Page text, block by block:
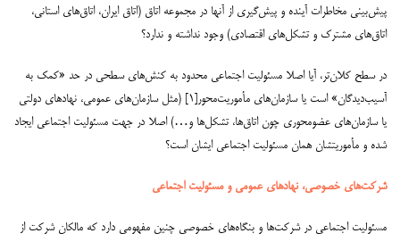
پیش‌بینی مخاطرات آینده و پیش‌گیری از آنها در مجموعه اتاق (اتاق ایران، اتاق‌های استانی،
اتاق‌های مشترک و تشکل‌های اقتصادی) وجود نداشته و ندارد؟
در سطح کلان‌تر، آیا اصلا مسئولیت اجتماعی محدود به کنش‌های سطحی در حد «کمک به
آسیب‌دیدگان» است یا سازمان‌های مأموریت‌محور[۱]
(مثل سازمان‌های عمومی، نهادهای دولتی
یا سازمان‌های عضومحوری چون اتاق‌ها، تشکل‌ها و…) اصلا در جهت مسئولیت اجتماعی ایجاد
شده و مأموریتشان همان مسئولیت اجتماعی ایشان است؟
شرکت‌های خصوصی، نهادهای عمومی و مسئولیت اجتماعی
مسئولیت اجتماعی در شرکت‌ها و بنگاه‌های خصوصی چنین مفهومی دارد که مالکان شرکت از